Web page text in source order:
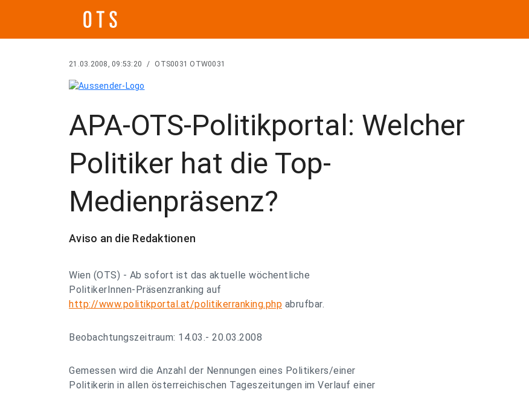
21.03.2008, 09:53:20 / OTS0031 OTW0031
APA-OTS-Politikportal: Welcher
Politiker hat die Top-
Medienpräsenz?
Aviso an die Redaktionen
Wien (OTS) - Ab sofort ist das aktuelle wöchentliche
PolitikerInnen-Präsenzranking auf
http://www.politikportal.at/politikerranking.php abrufbar.
Beobachtungszeitraum: 14.03.- 20.03.2008
Gemessen wird die Anzahl der Nennungen eines Politikers/einer
Politikerin in allen österreichischen Tageszeitungen im Verlauf einer